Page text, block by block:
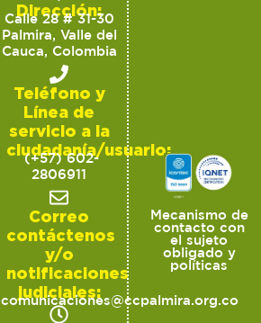
Dirección:
Calle 28 # 31-30
Palmira, Valle del
Cauca, Colombia
Teléfono y
Línea de
servicio a la
ciudadanía/usuario:
(+57) 602-
2806911
Correo
contáctenos
y/o
notificaciones
judiciales:
comunicaciones@ccpalmira.org.co
Mecanismo de
contacto con
el sujeto
obligado y
políticas